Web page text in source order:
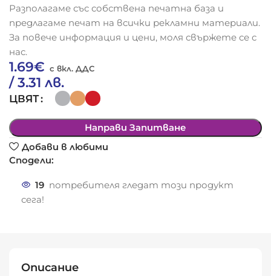
Разполагаме със собствена печатна база и
предлагаме печат на всички рекламни материали.
За повече информация и цени, моля свържете се с
нас.
1.69€
/ 3.31 лв.
ЦВЯТ
Направи Запитване
Добави в любими
Сподели:
19 потребителя гледат този продукт
сега!
Описание